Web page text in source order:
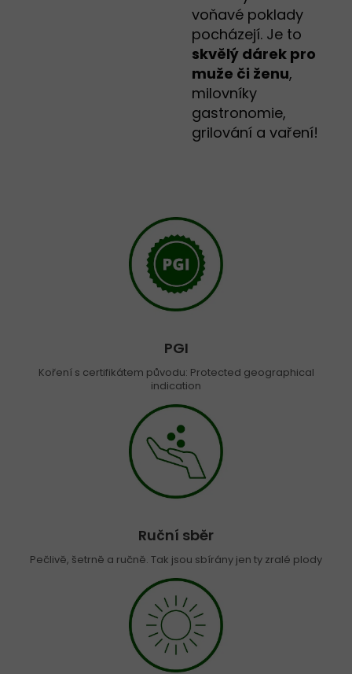
voňavé poklady
pocházejí. Je to
skvělý dárek pro
muže či ženu,
milovníky
gastronomie,
grilování a vaření!
PGI
Koření s certifikátem původu: Protected geographical
indication
Ruční sběr
Pečlivě, šetrně a ručně. Tak jsou sbírány jen ty zralé plody